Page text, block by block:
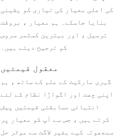
کی اعلی معیار کی تیاری کو یقینی
بنایا جاسکے۔ ہم معیار ، بروقت
ترسیل ، اور بہترین کسٹمر سروس
کو ترجیح دیتے ہیں۔
معقول قیمتیں
گہری مارکیٹ کے علم کے ساتھ ، ہم
اپنی چھت اور اگواڑا نظام کے لئے
انتہائی مسابقتی قیمتیں پیش
کرتے ہیں ، جس سے آپ کو معیار پر
سمجھوتہ کیے بغیر لاگت سے موثر حل